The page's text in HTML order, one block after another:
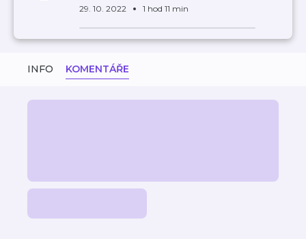
29. 10. 2022 1 hod 11 min
INFO KOMENTÁŘE